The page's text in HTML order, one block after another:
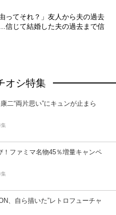
ってそれ？」友人から夫の過去
信じて結婚した夫の過去まで信
オシ特集
二“両片思い”にキュンが止まら
集
！ファミマ名物45％増量キャンペ
集
、自ら描いた”レトロフューチャ